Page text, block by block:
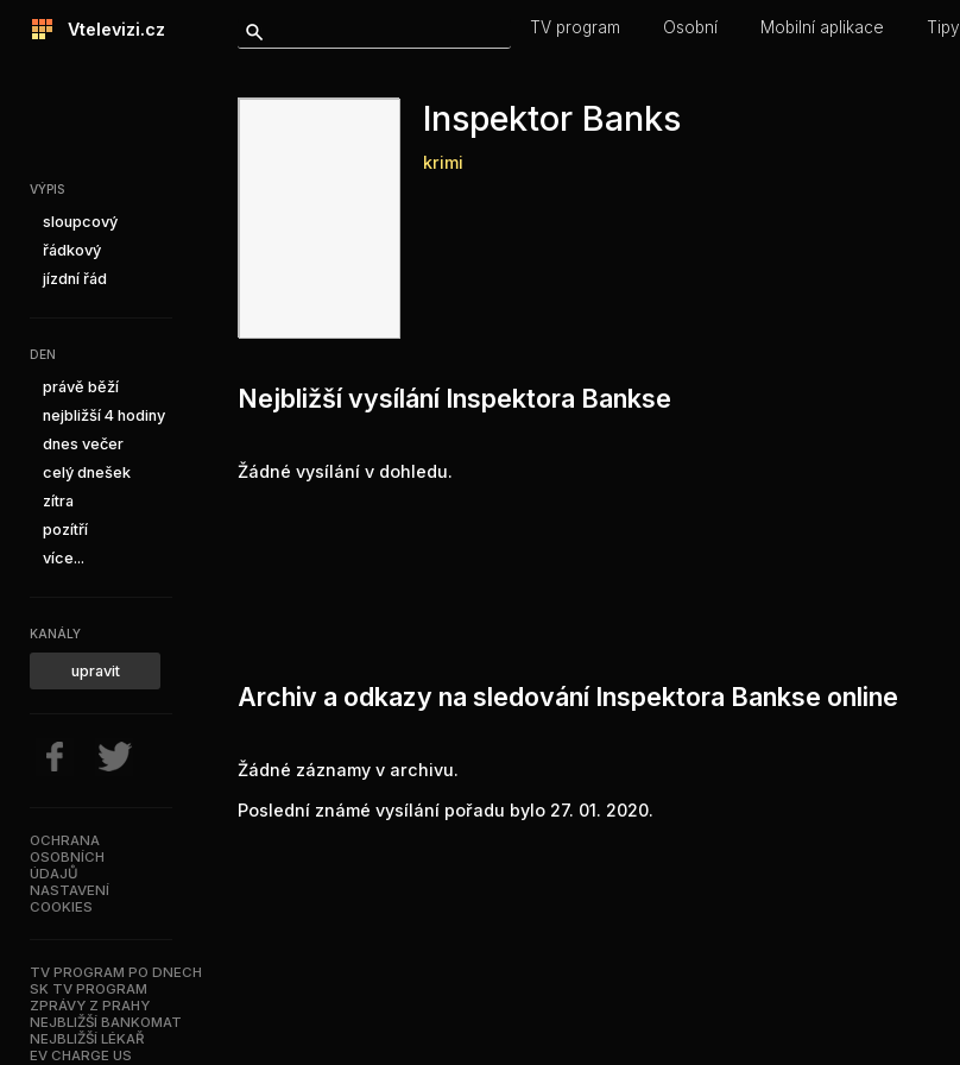
Vtelevizi.cz TV program Osobní Mobilní aplikace Tipy
VÝPIS
sloupcový
řádkový
jízdní řád
DEN
právě běží
nejbližší 4 hodiny
dnes večer
celý dnešek
zítra
pozítří
více...
KANÁLY
upravit
OCHRANA
OSOBNÍCH
ÚDAJŮ
NASTAVENÍ
COOKIES
TV PROGRAM PO DNECH
SK TV PROGRAM
ZPRÁVY Z PRAHY
NEJBLIŽŠÍ BANKOMAT
NEJBLIŽŠÍ LÉKAŘ
EV CHARGE US
Inspektor Banks
krimi
Nejbližší vysílání Inspektora Bankse
Žádné vysílání v dohledu.
Archiv a odkazy na sledování Inspektora Bankse online
Žádné záznamy v archivu.
Poslední známé vysílání pořadu bylo 27. 01. 2020.